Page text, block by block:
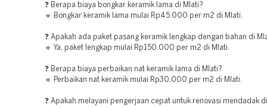
❓ Berapa biaya bongkar keramik lama di Mlati?
🔹 Bongkar keramik lama mulai Rp45.000 per m2 di Mlati.
❓ Apakah ada paket pasang keramik lengkap dengan bahan di
🔹 Ya, paket lengkap mulai Rp150.000 per m2 di Mlati.
❓ Berapa biaya perbaikan nat keramik lama di Mlati?
🔹 Perbaikan nat keramik mulai Rp30.000 per m2 di Mlati.
❓ Apakah melayani pengerjaan cepat untuk renovasi mendadak